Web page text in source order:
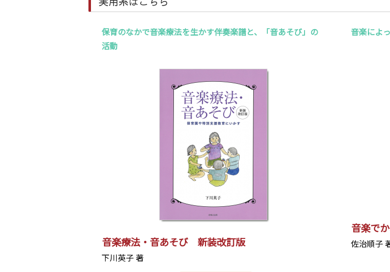
保育のなかで音楽療法を生かす伴奏楽譜と、「音あそび」の
活動
音楽療法・音あそび 新装改訂版
下川英子 著
音楽によ
音楽で
佐治順子